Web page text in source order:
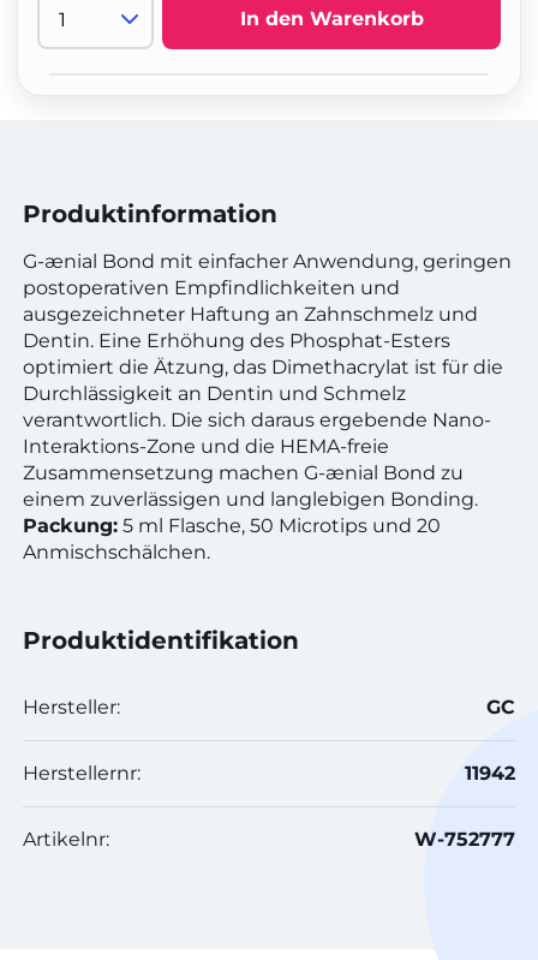
In den Warenkorb
Produktinformation
G-ænial Bond mit einfacher Anwendung, geringen
postoperativen Empfindlichkeiten und
ausgezeichneter Haftung an Zahnschmelz und
Dentin. Eine Erhöhung des Phosphat-Esters
optimiert die Ätzung, das Dimethacrylat ist für die
Durchlässigkeit an Dentin und Schmelz
verantwortlich. Die sich daraus ergebende Nano-
Interaktions-Zone und die HEMA-freie
Zusammensetzung machen G-ænial Bond zu
einem zuverlässigen und langlebigen Bonding.
Packung: 5 ml Flasche, 50 Microtips und 20
Anmischschälchen.
Produktidentifikation
Hersteller: GC
Herstellernr: 11942
Artikelnr: W-752777